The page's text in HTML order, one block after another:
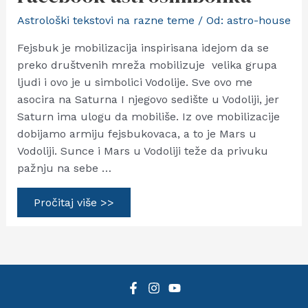
Astrološki tekstovi na razne teme / Od: astro-house
Fejsbuk je mobilizacija inspirisana idejom da se
preko društvenih mreža mobilizuje velika grupa
ljudi i ovo je u simbolici Vodolije. Sve ovo me
asocira na Saturna I njegovo sedište u Vodoliji, jer
Saturn ima ulogu da mobiliše. Iz ove mobilizacije
dobijamo armiju fejsbukovaca, a to je Mars u
Vodoliji. Sunce i Mars u Vodoliji teže da privuku
pažnju na sebe …
Facebook
astrosimbolika
Pročitaj više >>